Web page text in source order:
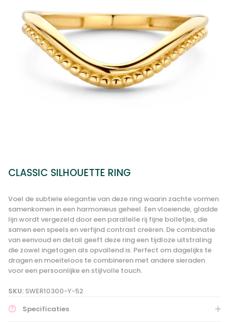
CLASSIC SILHOUETTE RING
Voel de subtiele elegantie van deze ring waarin zachte vormen
samenkomen in een harmonieus geheel. Een vloeiende, gladde
lijn wordt vergezeld door een parallelle rij fijne bolletjes, die
samen een speels en verfijnd contrast creëren. De combinatie
van eenvoud en detail geeft deze ring een tijdloze uitstraling
die zowel ingetogen als opvallend is. Perfect om dagelijks te
dragen en moeiteloos te combineren met andere sieraden
voor een persoonlijke en stijlvolle touch.
SKU: SWER10300-Y-52
Specificaties